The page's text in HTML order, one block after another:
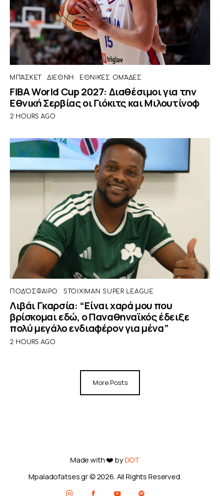
ΜΠΆΣΚΕΤ ΔΙΕΘΝΉ ΕΘΝΙΚΈΣ ΟΜΆΔΕΣ
FIBA World Cup 2027: Διαθέσιμοι για την
Εθνική Σερβίας οι Γιόκιτς και Μιλουτίνοφ
2 HOURS AGO
ΠΟΔΌΣΦΑΙΡΟ STOIXIMAN SUPER LEAGUE
Λιβάι Γκαρσία: “Είναι χαρά μου που
βρίσκομαι εδώ, ο Παναθηναϊκός έδειξε
πολύ μεγάλο ενδιαφέρον για μένα”
2 HOURS AGO
More Posts
Made with ❤️ byDOT
Mpaladofatses.gr © 2026. All Rights Reserved.